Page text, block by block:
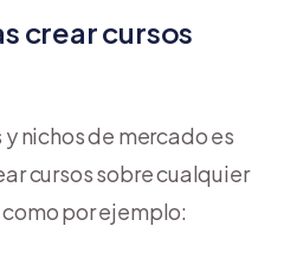
crear cursos
nichos de mercado es
cursos sobre cualquier
por ejemplo: